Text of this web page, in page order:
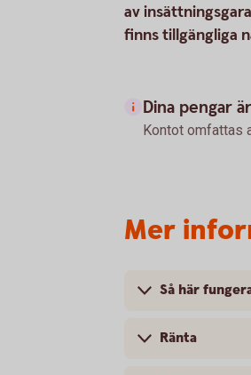
av
finns tillgängliga
Dina pengar
Kontot omfattas
Mer
Så här
Ränta